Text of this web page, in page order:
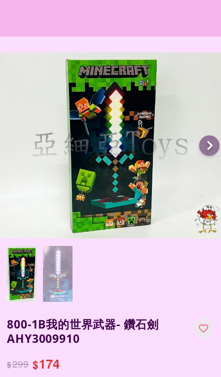
800-1B我的世界武器- 鑽石劍
AHY3009910
$299 $174